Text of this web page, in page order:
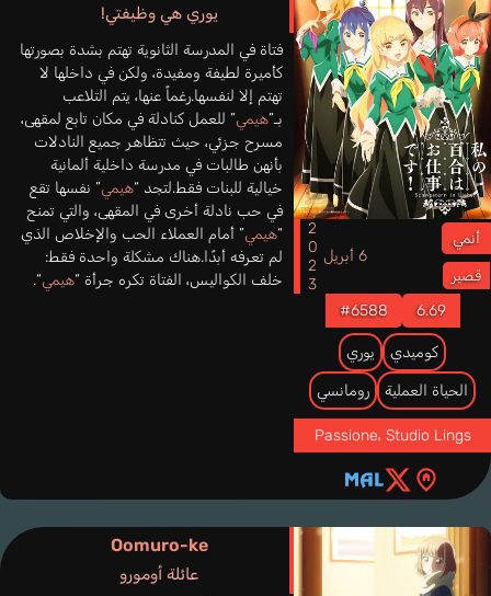
يوري هي وظيفتي!
أنمي
قصير
6 أبريل 2023
6.69
#6588
كوميدي يوري
الحياة العملية رومانسي
Passione، Studio Lings
فتاة في المدرسة الثانوية تهتم بشدة بصورتها
كأميرة لطيفة ومفيدة، ولكن في داخلها لا
تهتم إلا لنفسها.رغماً عنها، يتم التلاعب
بـ”هيمي” للعمل كنادلة في مكان تابع لمقهى،
مسرح جزئي، حيث تتظاهر جميع النادلات
بأنهن طالبات في مدرسة داخلية ألمانية
خيالية للبنات فقط.لتجد “هيمي” نفسها تقع
في حب نادلة أخرى في المقهى، والتي تمنح
“هيمي” أمام العملاء الحب والإخلاص الذي
لم تعرفه أبدًا.هناك مشكلة واحدة فقط:
خلف الكواليس، الفتاة تكره جرأة “هيمي“.
Oomuro-ke
عائلة أومورو